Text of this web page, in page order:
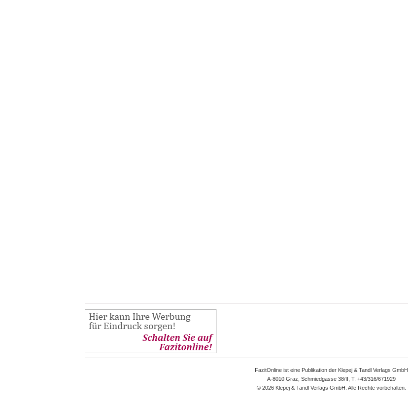
FazitOnline ist eine Publikation der Klepej & Tandl Verlags GmbH
A-8010 Graz, Schmiedgasse 38/II, T. +43/316/671929
© 2026 Klepej & Tandl Verlags GmbH. Alle Rechte vorbehalten.